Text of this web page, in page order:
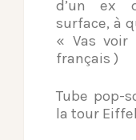
d’un ex
surface, à
« Vas voir
français )
Tube pop-
la tour